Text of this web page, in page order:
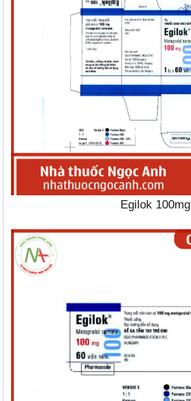
Egilok 100mg